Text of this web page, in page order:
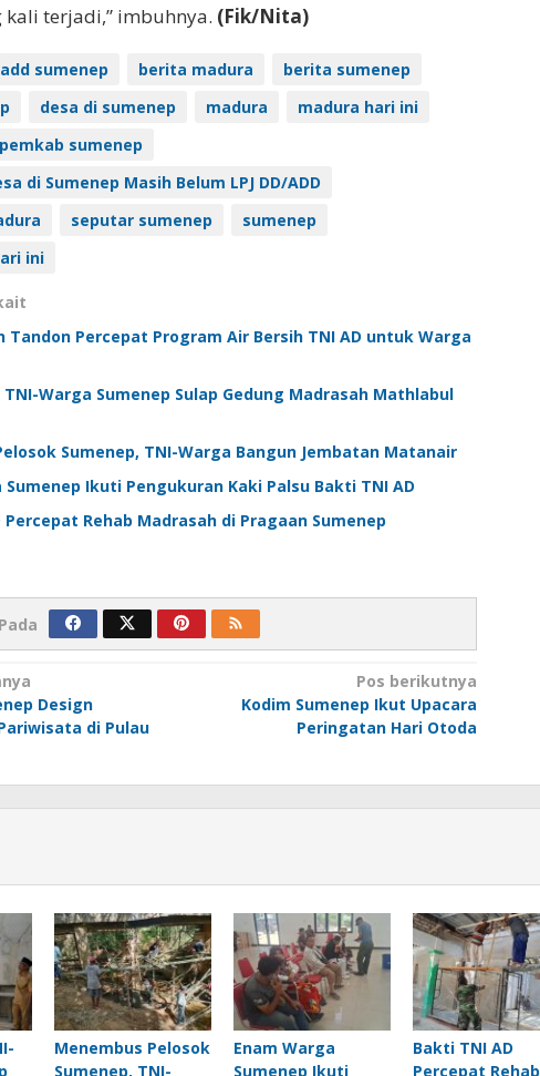
kali terjadi,” imbuhnya. (Fik/Nita)
add sumenep berita madura
berita sumenep
desa di sumenep madura
madura hari ini
pemkab sumenep
di Sumenep Masih Belum LPJ DD/ADD
seputar sumenep
sumenep
ini
Tandon Percepat Program Air Bersih TNI AD untuk Warga
TNI-Warga Sumenep Sulap Gedung Madrasah Mathlabul
Sumenep, TNI-Warga Bangun Jembatan Matanair
Sumenep Ikuti Pengukuran Kaki Palsu Bakti TNI AD
Percepat Rehab Madrasah di Pragaan Sumenep
Design
di Pulau
Pos berikutnya
Kodim Sumenep Ikut Upacara
Peringatan Hari Otoda
Menembus Pelosok
Sumenep, TNI-
Enam Warga
Sumenep Ikuti
Bakti TNI AD
Percepat Rehab